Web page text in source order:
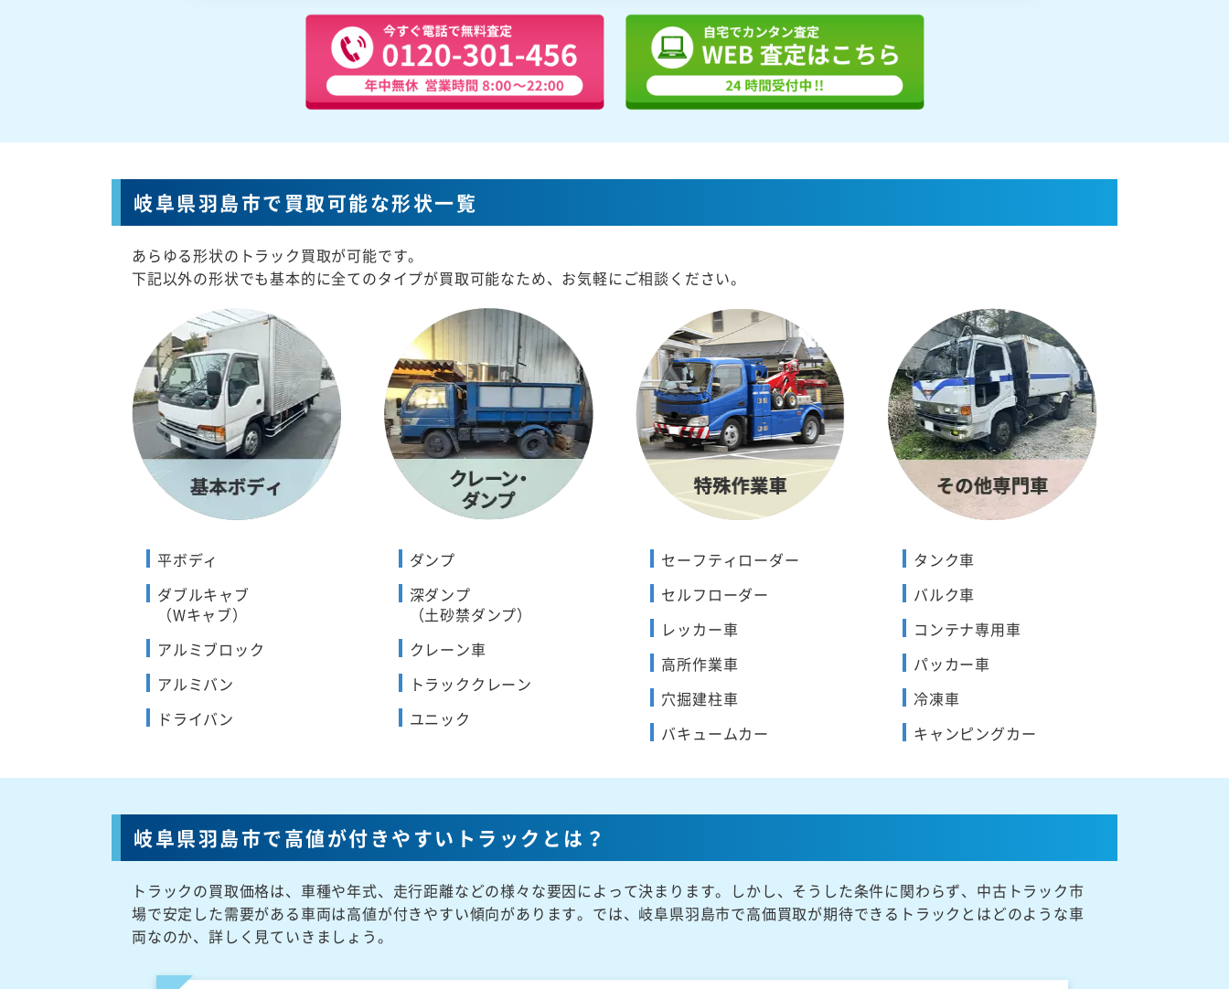
岐阜県羽島市で買取可能な形状一覧
あらゆる形状のトラック買取が可能です。
下記以外の形状でも基本的に全てのタイプが買取可能なため、お気軽にご相談ください。
平ボディ
ダブルキャブ
（Wキャブ）
アルミブロック
アルミバン
ドライバン
ダンプ
深ダンプ
（土砂禁ダンプ）
クレーン車
トラッククレーン
ユニック
セーフティローダー
セルフローダー
レッカー車
高所作業車
穴掘建柱車
バキュームカー
タンク車
バルク車
コンテナ専用車
パッカー車
冷凍車
キャンピングカー
岐阜県羽島市で高値が付きやすいトラックとは？
トラックの買取価格は、車種や年式、走行距離などの様々な要因によって決まります。しかし、そうした条件に関わらず、中古トラック市
場で安定した需要がある車両は高値が付きやすい傾向があります。では、岐阜県羽島市で高価買取が期待できるトラックとはどのような車
両なのか、詳しく見ていきましょう。